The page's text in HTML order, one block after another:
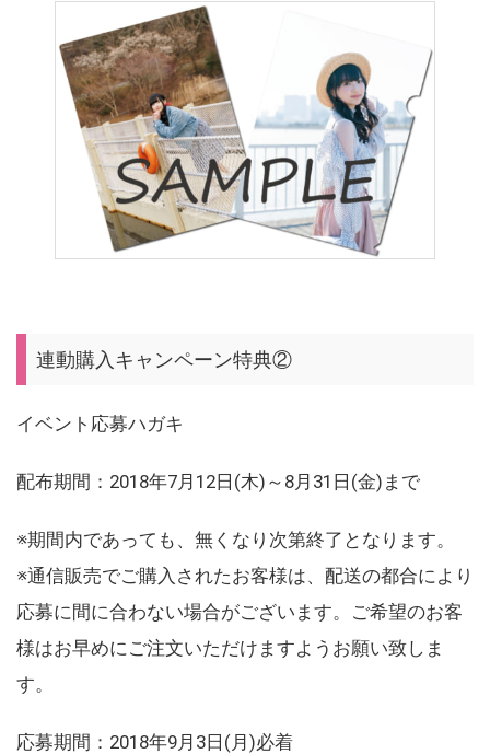
連動購入キャンペーン特典②
イベント応募ハガキ
配布期間：2018年7月12日(木)～8月31日(金)まで
※期間内であっても、無くなり次第終了となります。
※通信販売でご購入されたお客様は、配送の都合により
応募に間に合わない場合がございます。ご希望のお客
様はお早めにご注文いただけますようお願い致しま
す。
応募期間：2018年9月3日(月)必着